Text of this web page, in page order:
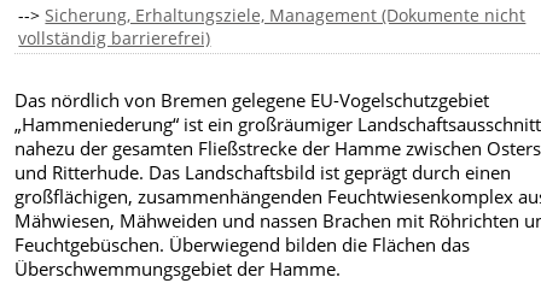
-->Sicherung, Erhaltungsziele, Management (Dokumente nicht
vollständig barrierefrei)
Das nördlich von Bremen gelegene EU-Vogelschutzgebiet
„Hammeniederung“ ist ein großräumiger
nahezu der gesamten Fließstrecke der Hamme zwischen
und Ritterhude. Das Landschaftsbild ist geprägt durch einen
großflächigen, zusammenhängenden Feuchtwiesenkomplex
Mähwiesen, Mähweiden und nassen Brachen mit Röhrichten
Feuchtgebüschen. Überwiegend bilden die Flächen das
Überschwemmungsgebiet der Hamme.